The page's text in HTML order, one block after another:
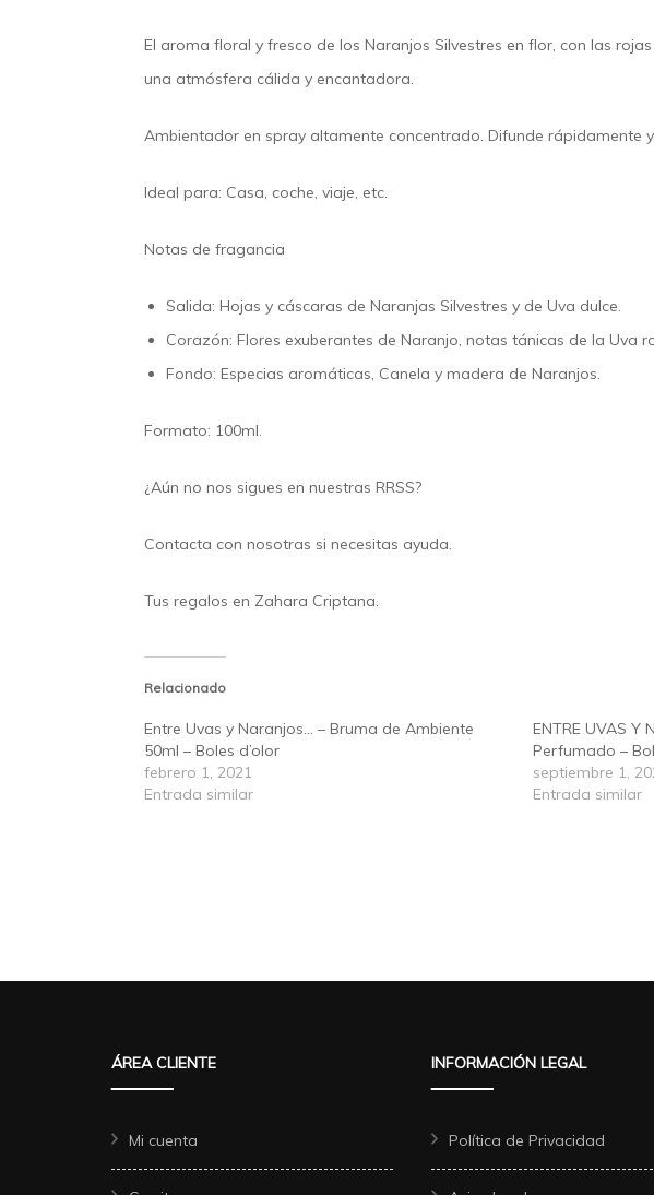
El aroma floral y fresco de los Naranjos Silvestres en flor, con las
una atmósfera cálida y encantadora.
Ambientador en spray altamente concentrado. Difunde rápidamente
Ideal para: Casa, coche, viaje, etc.
Notas de fragancia
Salida: Hojas y cáscaras de Naranjas Silvestres y de Uva dulce.
Corazón: Flores exuberantes de Naranjo, notas tánicas de la Uva
Fondo: Especias aromáticas, Canela y madera de Naranjos.
Formato: 100ml.
¿Aún no nos sigues en nuestras RRSS?
Contacta con nosotras si necesitas ayuda.
Tus regalos en Zahara Criptana.
Relacionado
Entre Uvas y Naranjos… – Bruma de Ambiente
50ml – Boles d’olor
febrero 1, 2021
Entrada similar
ENTRE UVAS Y
Perfumado –
septiembre 1,
Entrada similar
ÁREA CLIENTE
Mi cuenta
INFORMACIÓN LEGAL
Política de Privacidad